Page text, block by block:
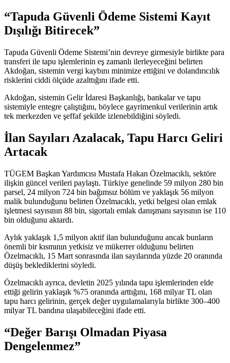
“Tapuda Güvenli Ödeme Sistemi Kayıt
Dışılığı Bitirecek”
Tapuda Güvenli Ödeme Sistemi’nin devreye girmesiyle birlikte para
transferi ile tapu işlemlerinin eş zamanlı ilerleyeceğini belirten
Akdoğan, sistemin vergi kaybını minimize ettiğini ve dolandırıcılık
risklerini ciddi ölçüde azalttığını ifade etti.
Akdoğan, sistemin Gelir İdaresi Başkanlığı, bankalar ve tapu
sistemiyle entegre çalıştığını, böylece gayrimenkul verilerinin artık
tek merkezden ve şeffaf şekilde izlenebildiğini söyledi.
İlan Sayıları Azalacak, Tapu Harcı Geliri
Artacak
TÜGEM Başkan Yardımcısı Mustafa Hakan Özelmacıklı, sektöre
ilişkin güncel verileri paylaştı. Türkiye genelinde 59 milyon 280 bin
parsel, 24 milyon 724 bin bağımsız bölüm ve yaklaşık 56 milyon
malik bulunduğunu belirten Özelmacıklı, yetki belgesi olan emlak
işletmesi sayısının 88 bin, sigortalı emlak danışmanı sayısının ise 110
bin olduğunu aktardı.
Aylık yaklaşık 1,5 milyon aktif ilan bulunduğunu ancak bunların
önemli bir kısmının yetkisiz ve mükerrer olduğunu belirten
Özelmacıklı, 15 Mart sonrasında ilan sayılarında yüzde 20 oranında
düşüş beklediklerini söyledi.
Özelmacıklı ayrıca, devletin 2025 yılında tapu işlemlerinden elde
ettiği gelirin yaklaşık %75 oranında arttığını, 168 milyar TL olan
tapu harcı gelirinin, gerçek değer uygulamalarıyla birlikte 300–400
milyar TL bandına ulaşabileceğini ifade etti.
“Değer Barışı Olmadan Piyasa
Dengelenmez”